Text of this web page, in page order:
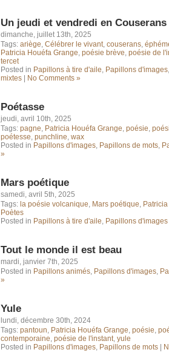
Un jeudi et vendredi en Couserans
dimanche, juillet 13th, 2025
Tags: ariège, Célébrer le vivant, couserans,
Patricia Houéfa Grange, poésie brève, poésie de
tercet
Posted in Papillons à tire d'aile, Papillons d'images
mixtes
No Comments »
Poétasse
jeudi, avril 10th, 2025
Tags: pagne, Patricia Houéfa Grange, poésie,
poétesse, punchline, wax
Posted in Papillons d'images, Papillons de mots,
»
Mars poétique
samedi, avril 5th, 2025
Tags: la poésie volcanique, Mars poétique,
Poètes
Posted in Papillons à tire d'aile, Papillons d'images
Tout le monde il est beau
mardi, janvier 7th, 2025
Posted in Papillons animés, Papillons d'images,
»
Yule
lundi, décembre 30th, 2024
Tags: pantoun, Patricia Houéfa Grange, poésie,
contemporaine, poésie de l'instant, yule
Posted in Papillons d'images, Papillons de mots